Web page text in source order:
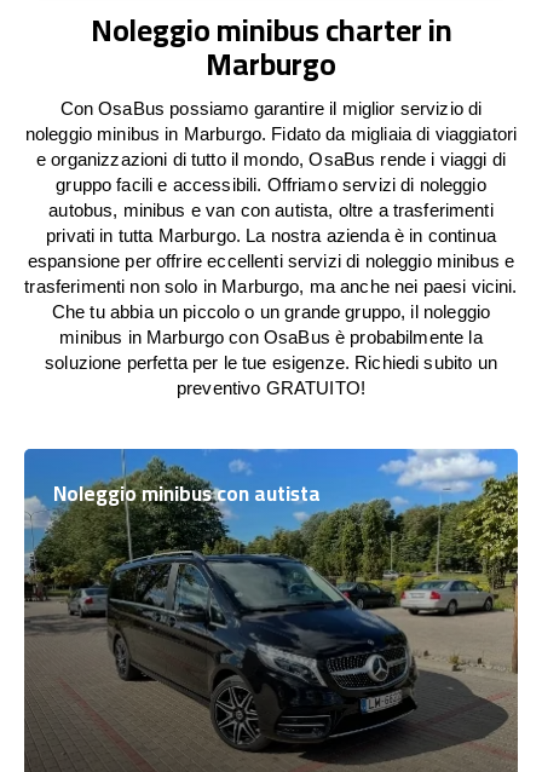
Noleggio minibus charter in
Marburgo
Con OsaBus possiamo garantire il miglior servizio di
noleggio minibus in Marburgo. Fidato da migliaia di viaggiatori
e organizzazioni di tutto il mondo, OsaBus rende i viaggi di
gruppo facili e accessibili. Offriamo servizi di noleggio
autobus, minibus e van con autista, oltre a trasferimenti
privati in tutta Marburgo. La nostra azienda è in continua
espansione per offrire eccellenti servizi di noleggio minibus e
trasferimenti non solo in Marburgo, ma anche nei paesi vicini.
Che tu abbia un piccolo o un grande gruppo, il noleggio
minibus in Marburgo con OsaBus è probabilmente la
soluzione perfetta per le tue esigenze. Richiedi subito un
preventivo GRATUITO!
Noleggio minibus con autista